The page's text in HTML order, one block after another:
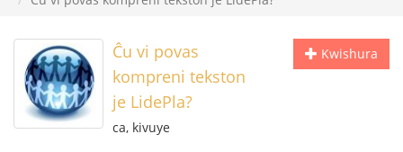
Kwishura
Ĉu vi povas
kompreni tekston
je LidePla?
ca, kivuye